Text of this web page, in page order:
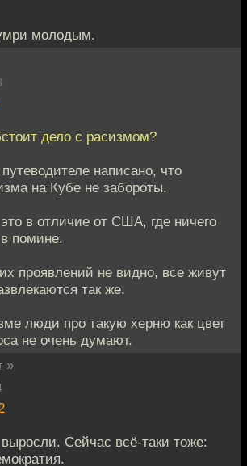
молодым.
дело с расизмом?
написано, что
на Кубе не забороты.
в отличие от США, где ничего
помине.
проявлений не видно, все живут
так же.
люди про такую херню как цвет
не очень думают.
»
Сейчас всё-таки тоже: